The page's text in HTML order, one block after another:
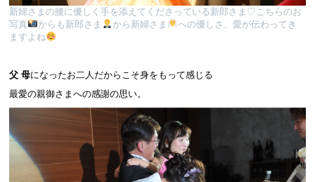
新婦さまの腰に優しく手を添えてくださっている新郎さま♡こちらのお
写真
からも新郎さま から新婦さま
への優しさ、愛が伝わってき
ますよね
父 母になったお二人だからこそ身をもって感じる
最愛の親御さまへの感謝の思い。